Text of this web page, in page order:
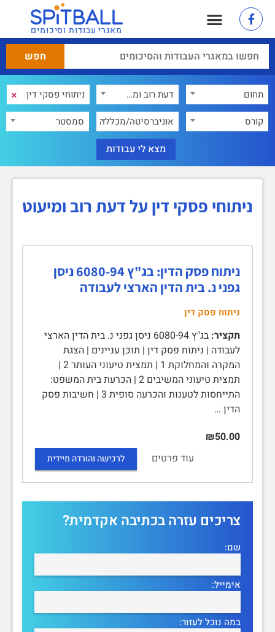
מאגרי עבודות וסיכומים
תחום דעת רוב ומיעוט ×
קורס אוניברסיטה/מכללה סמסטר
ניתוחי פסקי דין על דעת רוב ומיעוט
ניתוח פסק הדין: בג"ץ 6080-94 ניסן
גפני נ. בית הדין הארצי לעבודה
ניתוח פסק דין
תקציר:
בג"ץ 6080-94 ניסן גפני נ. בית הדין הארצי
לעבודה | ניתוח פסק דין | תוכן עניינים | הצגת
המקרה והמחלוקת 1 | תמצית טיעוני העותר 2 |
תמצית טיעוני המשיבים 2 | הכרעת בית המשפט:
התייחסות לטענות והכרעה סופית 3 | חשיבות פסק
הדין …
₪50.00
עוד פרטים
לרכישה והורדה מיידית
צריכים עזרה בכתיבה אקדמית?
שם:
אימייל:
במה נוכל לעזור: